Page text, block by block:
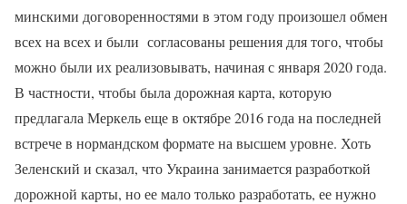
минскими договоренностями в этом году произошел обмен
всех на всех и были согласованы решения для того, чтобы
можно были их реализовывать, начиная с января 2020 года.
В частности, чтобы была дорожная карта, которую
предлагала Меркель еще в октябре 2016 года на последней
встрече в нормандском формате на высшем уровне. Хоть
Зеленский и сказал, что Украина занимается разработкой
дорожной карты, но ее мало только разработать, ее нужно